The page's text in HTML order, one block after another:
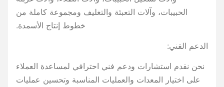
الحبيبات، وآلات التعبئة والتغليف ومجموعة كاملة من
خطوط إنتاج الأسمدة.
الدعم الفني:
نحن نقدم استشارات ودعم فني احترافي لمساعدة العملاء
على اختيار المعدات والعمليات المناسبة وتحسين عمليات